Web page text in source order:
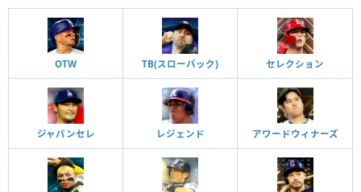
OTW TB(スローバック) セレクション
ジャパンセレ レジェンド アワードウィナーズ